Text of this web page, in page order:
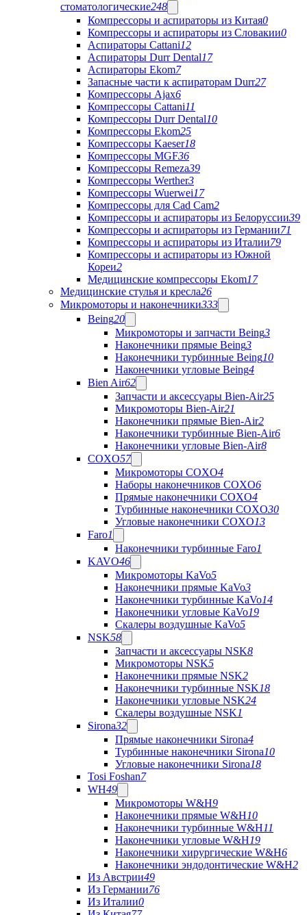
стоматологические248
Компрессоры и аспираторы из Китая0
Компрессоры и аспираторы из Словакии0
Аспираторы Cattani12
Аспираторы Durr Dental17
Аспираторы Ekom7
Запасные части к аспираторам Durr27
Компрессоры Ajax6
Компрессоры Cattani11
Компрессоры Durr Dental10
Компрессоры Ekom25
Компрессоры Kaeser18
Компрессоры MGF36
Компрессоры Remeza39
Компрессоры Werther3
Компрессоры Wuerwei17
Компрессоры для Cad Cam2
Компрессоры и аспираторы из Белоруссии39
Компрессоры и аспираторы из Германии71
Компрессоры и аспираторы из Италии79
Компрессоры и аспираторы из Южной
Кореи2
Медицинские компрессоры Ekom17
Медицинские стулья и кресла26
Микромоторы и наконечники333
Being20
Микромоторы и запчасти Being3
Наконечники прямые Being3
Наконечники турбинные Being10
Наконечники угловые Being4
Bien Air62
Запчасти и аксессуары Bien-Air25
Микромоторы Bien-Air21
Наконечники прямые Bien-Air2
Наконечники турбинные Bien-Air6
Наконечники угловые Bien-Air8
COXO57
Микромоторы COXO4
Наборы наконечников COXO6
Прямые наконечники COXO4
Турбинные наконечники COXO30
Угловые наконечники COXO13
Faro1
Наконечники турбинные Faro1
KAVO46
Микромоторы KaVo5
Наконечники прямые KaVo3
Наконечники турбинные KaVo14
Наконечники угловые KaVo19
Скалеры воздушные KaVo5
NSK58
Запчасти и аксессуары NSK8
Микромоторы NSK5
Наконечники прямые NSK2
Наконечники турбинные NSK18
Наконечники угловые NSK24
Скалеры воздушные NSK1
Sirona32
Прямые наконечники Sirona4
Турбинные наконечники Sirona10
Угловые наконечники Sirona18
Tosi Foshan7
WH49
Микромоторы W&H9
Наконечники прямые W&H10
Наконечники турбинные W&H11
Наконечники угловые W&H19
Наконечники хирургические W&H6
Наконечники эндодонтические W&H2
Из Австрии49
Из Германии76
Из Италии0